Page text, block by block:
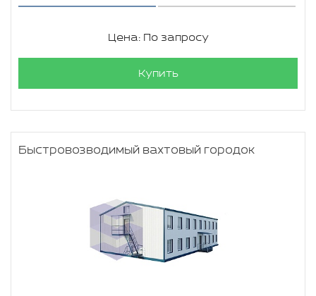
Цена: По запросу
Купить
Быстровозводимый вахтовый городок